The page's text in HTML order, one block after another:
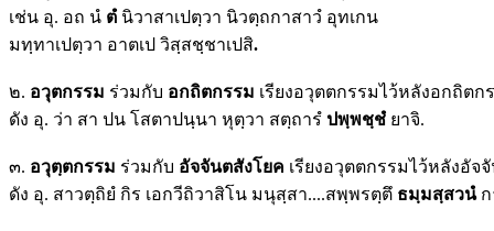
เช่น อุ. อถ นํ ตํ นิวาสาเปตฺวา นิวตฺถกาสาวํ อุทเกน
มทฺทาเปตฺวา อาตเป วิสฺสชฺชาเปสิ.
๒. อวุตกรรม ร่วมกับ อกถิตกรรม เรียงอวุตตกรรมไว้หลังอกถิตก
ดัง อุ. ว่า สา ปน โสตาปนฺนา หุตฺวา สตฺถารํ ปพฺพชฺชํ ยาจิ.
๓. อวุตฺตกรรม ร่วมกับ อัจจันตสังโยค เรียงอวุตตกรรมไว้หลังอัจ
ดัง อุ. สาวตฺถิยํ กิร เอกวีถิวาสิโน มนุสฺสา....สพฺพรตฺตึ ธมฺมสฺสวนํก